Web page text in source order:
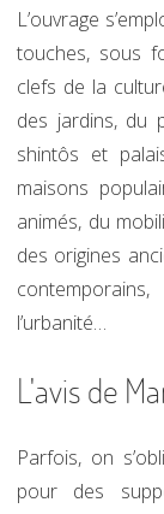
L’ouvrage
touches, sous
clefs de la
des jardins, du
shintôs et
maisons
animés, du
des origines
l’urbanité…
L'avis de
Parfois, on
pour des